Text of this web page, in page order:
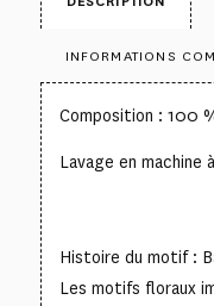
INFORMATIONS
Composition : 100
Lavage en machine
Histoire du motif :
Les motifs floraux